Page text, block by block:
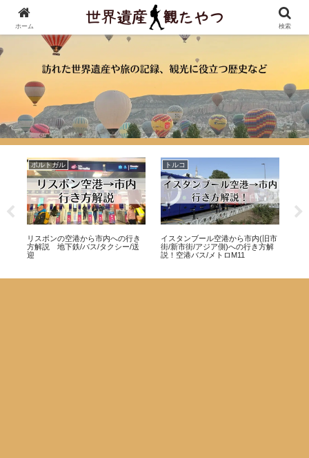
ポルトガル
リスボンの空港から市内への行き
方解説 地下鉄/バス/タクシー/送
迎
トルコ
イスタンブール空港から市内(旧市
街/新市街/アジア側)への行き方解
説！空港バス/メトロM11
ホーム 検索